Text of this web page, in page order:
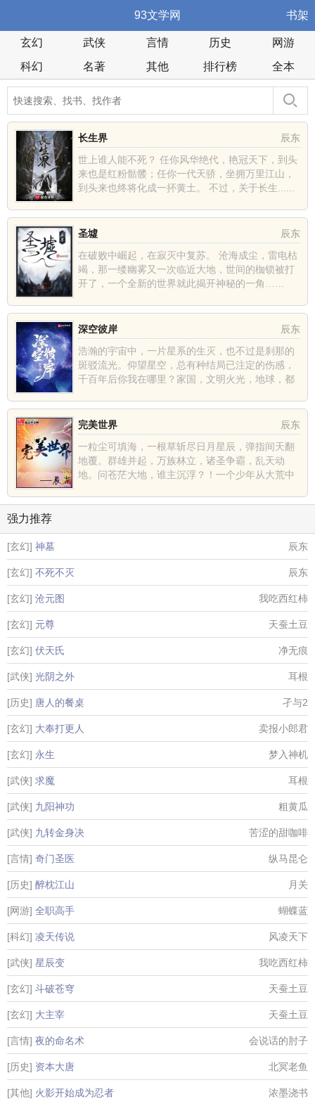
93文学网 书架
玄幻 武侠 言情 历史
网游
科幻
名著 其他 排行榜 全本
辰东
长生界
世上谁人能不死？ 任你风华绝代，艳冠天下，到头
来也是红粉骷髅；任你一代天骄，坐拥万里江山，
到头来也终将化成一抔黄土。 不过，关于长生......
辰东
圣墟
在破败中崛起，在寂灭中复苏。 沧海成尘，雷电枯
竭，那一缕幽雾又一次临近大地，世间的枷锁被打
开了，一个全新的世界就此揭开神秘的一角……
辰东
深空彼岸
浩瀚的宇宙中，一片星系的生灭，也不过是刹那的
斑驳流光。仰望星空，总有种结局已注定的伤感，
千百年后你我在哪里？家国，文明火光，地球，都
辰东
完美世界
一粒尘可填海，一根草斩尽日月星辰，弹指间天翻
地覆。群雄并起，万族林立，诸圣争霸，乱天动
地。问苍茫大地，谁主沉浮？！一个少年从大荒中
强力推荐
[玄幻] 神墓 辰东
[玄幻] 不死不灭 辰东
[玄幻] 沧元图 我吃西红柿
[玄幻] 元尊 天蚕土豆
[玄幻] 伏天氏 净无痕
[武侠] 光阴之外 耳根
[历史] 唐人的餐桌 孑与2
[玄幻] 大奉打更人 卖报小郎君
[玄幻] 永生 梦入神机
[武侠] 求魔 耳根
[武侠] 九阳神功 粗黄瓜
[武侠] 九转金身决 苦涩的甜咖啡
[言情] 奇门圣医 纵马昆仑
[历史] 醉枕江山 月关
[网游] 全职高手 蝴蝶蓝
[科幻] 凌天传说 风凌天下
[武侠] 星辰变 我吃西红柿
[玄幻] 斗破苍穹 天蚕土豆
[玄幻] 大主宰 天蚕土豆
[言情] 夜的命名术 会说话的肘子
[历史] 资本大唐 北冥老鱼
[其他] 火影开始成为忍者 浓墨浇书